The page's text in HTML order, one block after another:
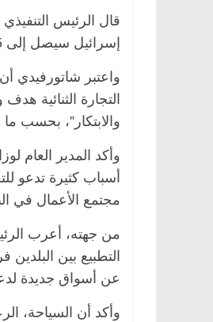
قال الرئيس
إسرائيل سيصل إلى 6.5 مليار دولار أمريكي بعد سنوات قليلة.
واعتبر شاتورفيدي
التجارة الثنائية
والابتكار”، بحسب
وأكد المدير العام
أسباب كثيرة تدعو
مجتمع الأعمال في
من جهته، أعرب
عن أسواق جديدة
وأكد أن السياحة،
في
للحرية (بروفايل)
26 يناير، 2026
فاروق.. خبير اقتصادي
ميلاده وحيداً على أبواب